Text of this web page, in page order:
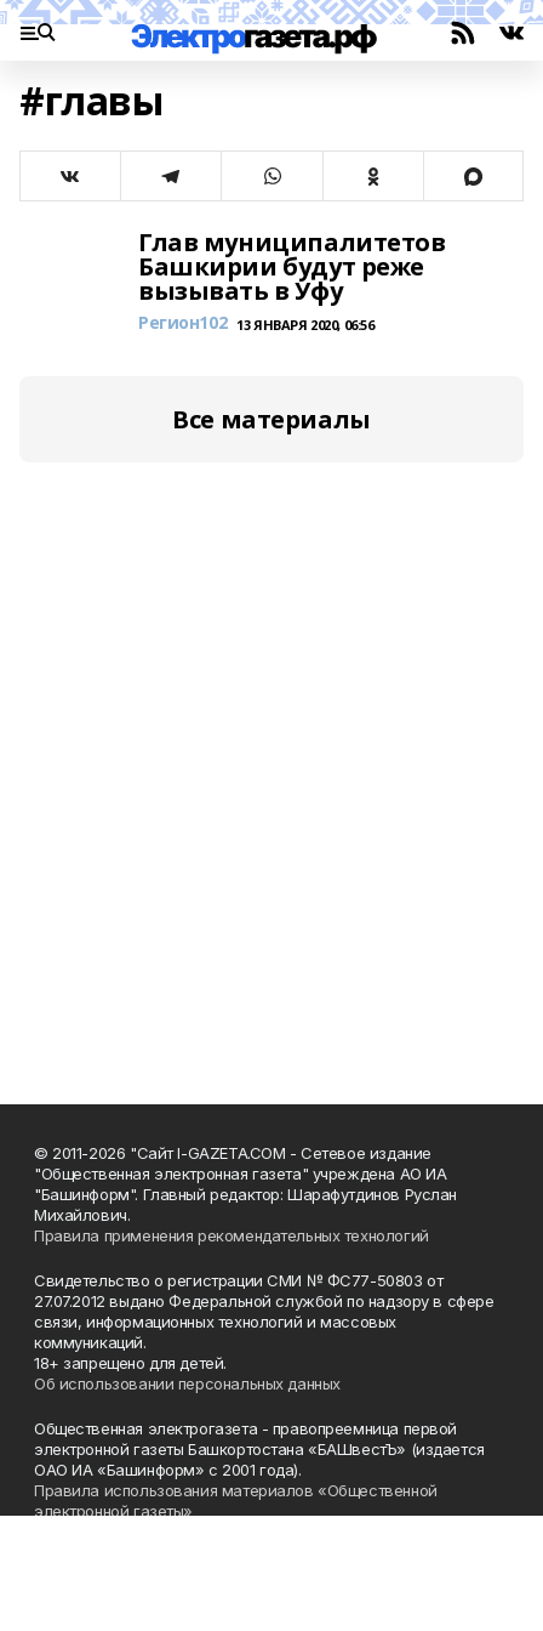
#главы
Глав муниципалитетов
Башкирии будут реже
вызывать в Уфу
Регион102 13 ЯНВАРЯ 2020, 06:56
Все материалы
© 2011-2026 "Сайт I-GAZETA.COM - Сетевое издание
"Общественная электронная газета" учреждена АО ИА
"Башинформ". Главный редактор: Шарафутдинов Руслан
Михайлович.
Правила применения рекомендательных технологий
Свидетельство о регистрации СМИ № ФС77-50803 от
27.07.2012 выдано Федеральной службой по надзору в сфере
связи, информационных технологий и массовых
коммуникаций.
18+ запрещено для детей.
Об использовании персональных данных
Общественная электрогазета - правопреемница первой
электронной газеты Башкортостана «БАШвестЪ» (издается
ОАО ИА «Башинформ» с 2001 года).
Правила использования материалов «Общественной
электронной газеты»